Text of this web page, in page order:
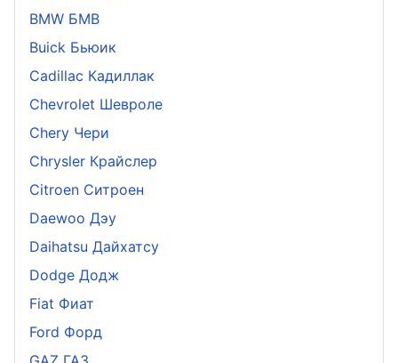
BMW БМВ
Buick Бьюик
Cadillac Кадиллак
Chevrolet Шевроле
Chery Чери
Chrysler Крайслер
Citroen Ситроен
Daewoo Дэу
Daihatsu Дайхатсу
Dodge Додж
Fiat Фиат
Ford Форд